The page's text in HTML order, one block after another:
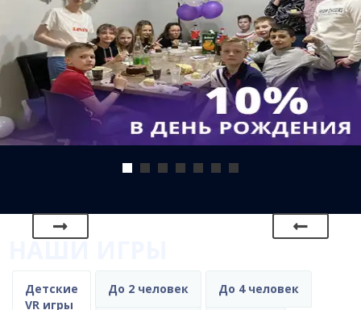
НАШИ ИГРЫ
Детские
VR игры
До 2 человек До 4 человек